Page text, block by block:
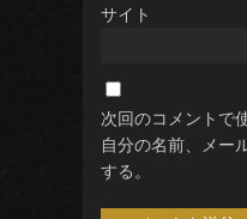
サイト
次回のコメントで
自分の名前、メー
する。